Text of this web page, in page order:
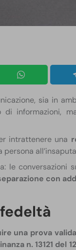
sia in
informazioni,
intrattenere una
le conversazioni
con
una prova
n. 13121 del